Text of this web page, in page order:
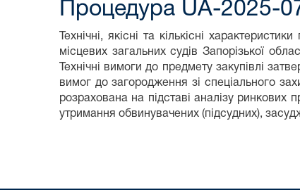
Процедура UA-2025-
Технічні, якісні та кількісні
місцевих загальних судів Запорізької
Технічні вимоги до предмету закупівлі
вимог до загородження зі спеціального
розрахована на підставі аналізу ринкових
утримання обвинувачених (підсудних),